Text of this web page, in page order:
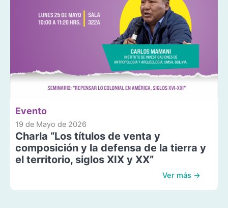
Evento
19 de Mayo de 2026
Charla “Los títulos de venta y
composición y la defensa de la tierra y
el territorio, siglos XIX y XX”
Ver más →